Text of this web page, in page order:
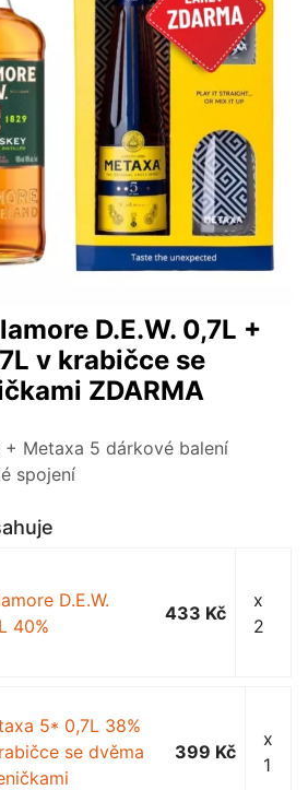
D.E.W. 0,7L +
v krabičce se
ZDARMA
+ Metaxa 5 dárkové balení
spojení
D.E.W.
40%
433 Kč
x
2
5* 0,7L 38%
se dvěma
399 Kč
x
1